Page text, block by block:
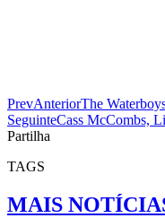
PrevAnteriorThe
SeguinteCass McCombs,
Partilha
TAGS
MAIS